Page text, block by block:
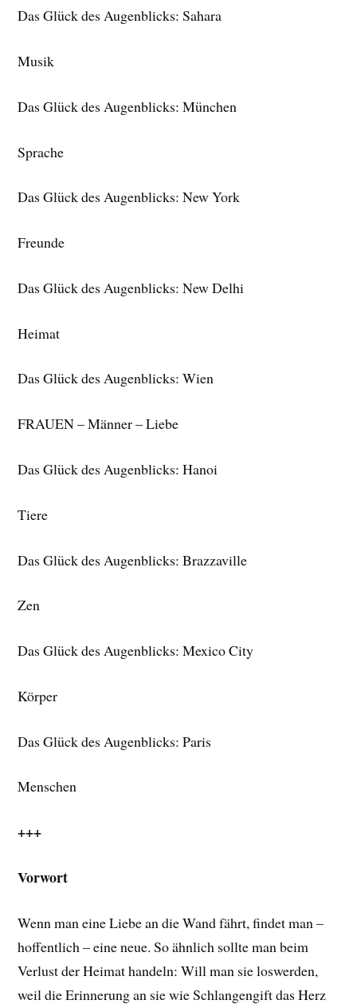
Das Glück des Augenblicks: Sahara
Musik
Das Glück des Augenblicks: München
Sprache
Das Glück des Augenblicks: New York
Freunde
Das Glück des Augenblicks: New Delhi
Heimat
Das Glück des Augenblicks: Wien
FRAUEN – Männer – Liebe
Das Glück des Augenblicks: Hanoi
Tiere
Das Glück des Augenblicks: Brazzaville
Zen
Das Glück des Augenblicks: Mexico City
Körper
Das Glück des Augenblicks: Paris
Menschen
+++
Vorwort
Wenn man eine Liebe an die Wand fährt, findet man –
hoffentlich – eine neue. So ähnlich sollte man beim
Verlust der Heimat handeln: Will man sie loswerden,
weil die Erinnerung an sie wie Schlangengift das Herz